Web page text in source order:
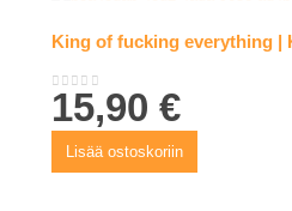
King of fucking everything |
0out of 5
15,90€
Lisää ostoskoriin